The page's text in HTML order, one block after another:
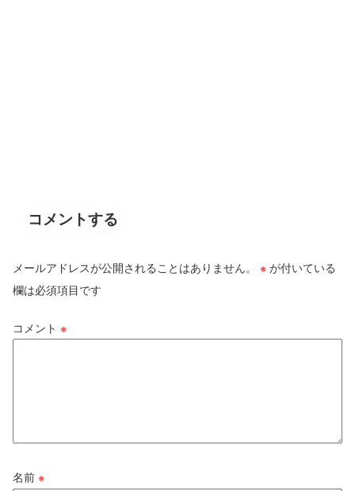
コメントする
メールアドレスが公開されることはありません。 ※が付いている
欄は必須項目です
コメント ※
名前※